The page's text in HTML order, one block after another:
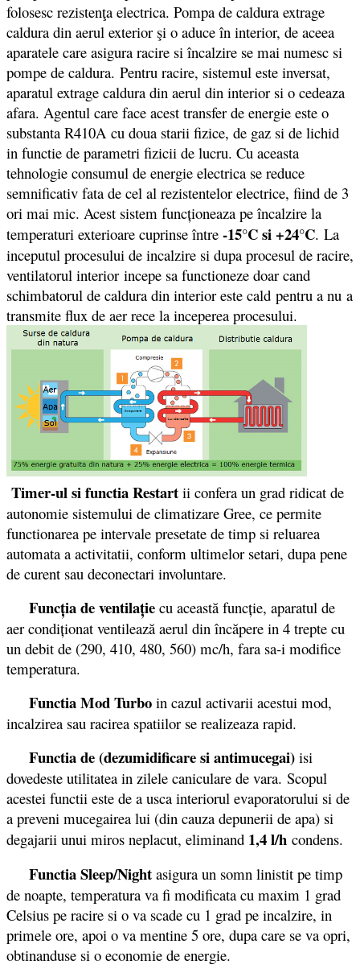
folosesc rezistenţa electrica. Pompa de caldura extrage
caldura din aerul exterior şi o aduce în interior, de aceea
aparatele care asigura racire si încalzire se mai numesc si
pompe de caldura. Pentru racire, sistemul este inversat,
aparatul extrage caldura din aerul din interior si o cedeaza
afara. Agentul care face acest transfer de energie este o
substanta R410A cu doua starii fizice, de gaz si de lichid
in functie de parametri fizicii de lucru. Cu aceasta
tehnologie consumul de energie electrica se reduce
semnificativ fata de cel al rezistentelor electrice, fiind de 3
ori mai mic. Acest sistem funcționeaza pe încalzire la
temperaturi exterioare cuprinse între -15°C si +24°C. La
inceputul procesului de incalzire si dupa procesul de racire,
ventilatorul interior incepe sa functioneze doar cand
schimbatorul de caldura din interior este cald pentru a nu a
transmite flux de aer rece la inceperea procesului.
Timer-ul si functia Restart ii confera un grad ridicat de
autonomie sistemului de climatizare Gree, ce permite
functionarea pe intervale presetate de timp si reluarea
automata a activitatii, conform ultimelor setari, dupa pene
de curent sau deconectari involuntare.
Funcţia de ventilaţie cu această funcţie, aparatul de
aer condiţionat ventilează aerul din încăpere in 4 trepte cu
un debit de (290, 410, 480, 560) mc/h, fara sa-i modifice
temperatura.
Functia Mod Turbo in cazul activarii acestui mod,
incalzirea sau racirea spatiilor se realizeaza rapid.
Functia de (dezumidificare si antimucegai) isi
dovedeste utilitatea in zilele caniculare de vara. Scopul
acestei functii este de a usca interiorul evaporatorului si de
a preveni mucegairea lui (din cauza depunerii de apa) si
degajarii unui miros neplacut, eliminand 1,4 l/h condens.
Functia Sleep/Night asigura un somn linistit pe timp
de noapte, temperatura va fi modificata cu maxim 1 grad
Celsius pe racire si o va scade cu 1 grad pe incalzire, in
primele ore, apoi o va mentine 5 ore, dupa care se va opri,
obtinanduse si o economie de energie.